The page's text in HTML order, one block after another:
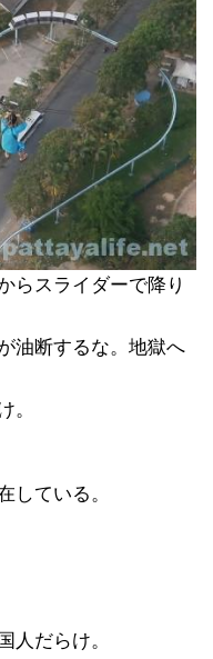
らスライダーで降り
油断するな。地獄へ
。
している。
人だらけ。